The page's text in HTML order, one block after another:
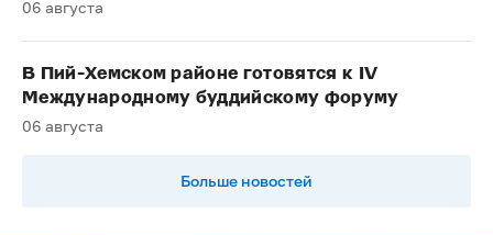
06 августа
В Пий-Хемском районе готовятся к IV
Международному буддийскому форуму
06 августа
Больше новостей